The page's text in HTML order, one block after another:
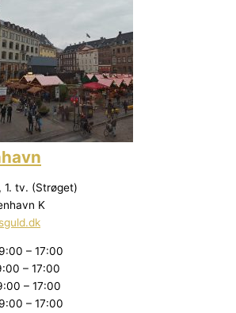
1. tv. (Strøget)
K
– 17:00
– 17:00
– 17:00
– 17:00